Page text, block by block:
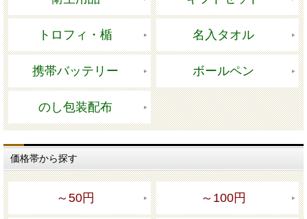
トロフィ・楯 名入タオル
携帯バッテリー ボールペン
のし包装配布
価格帯から探す
～50円 ～100円